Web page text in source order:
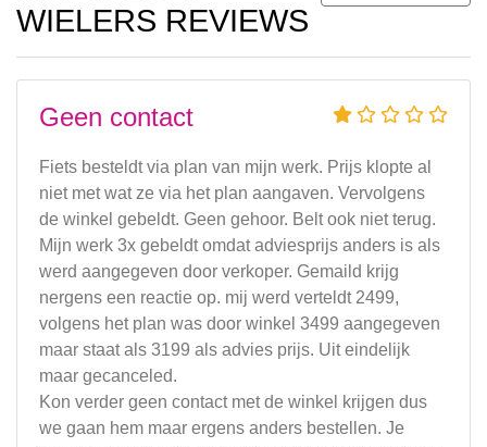
WIELERS REVIEWS
Geen contact
Fiets besteldt via plan van mijn werk. Prijs klopte al
niet met wat ze via het plan aangaven. Vervolgens
de winkel gebeldt. Geen gehoor. Belt ook niet terug.
Mijn werk 3x gebeldt omdat adviesprijs anders is als
werd aangegeven door verkoper. Gemaild krijg
nergens een reactie op. mij werd verteldt 2499,
volgens het plan was door winkel 3499 aangegeven
maar staat als 3199 als advies prijs. Uit eindelijk
maar gecanceled.
Kon verder geen contact met de winkel krijgen dus
we gaan hem maar ergens anders bestellen. Je